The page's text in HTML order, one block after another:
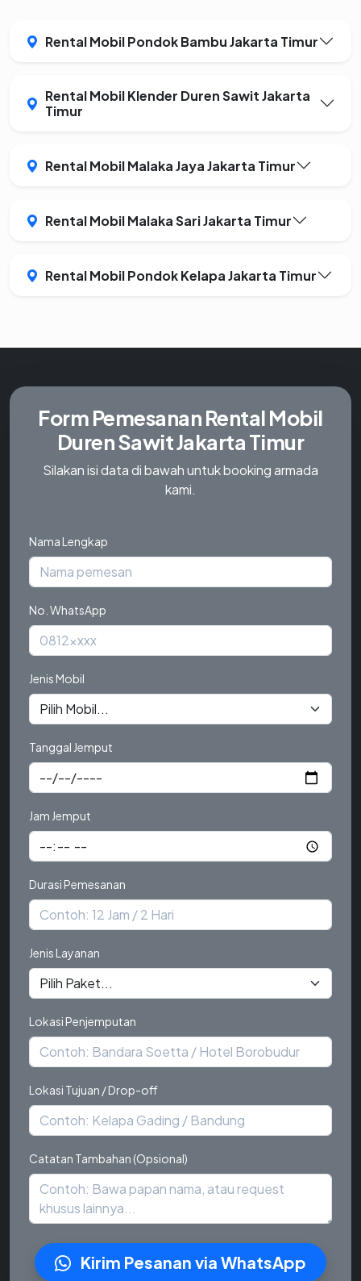
Rental Mobil Pondok Bambu Jakarta Timur
Rental Mobil Klender Duren Sawit Jakarta
Timur
Rental Mobil Malaka Jaya Jakarta Timur
Rental Mobil Malaka Sari Jakarta Timur
Rental Mobil Pondok Kelapa Jakarta Timur
Form PemesananRental Mobil
Duren Sawit Jakarta Timur
Silakan isi data di bawah untuk booking armada
kami.
Nama Lengkap
No. WhatsApp
Jenis Mobil
Tanggal Jemput
Jam Jemput
Durasi Pemesanan
Jenis Layanan
Lokasi Penjemputan
Lokasi Tujuan / Drop-off
Catatan Tambahan (Opsional)
Kirim Pesanan via WhatsApp